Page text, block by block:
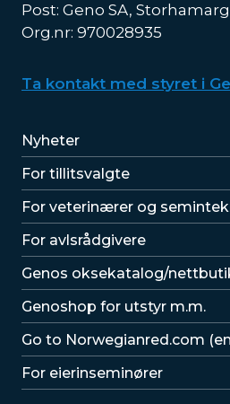
Post: Geno SA,
Org.nr: 970028935
Ta kontakt med styret i
Lenker
Nyheter
For tillitsvalgte
For veterinærer og
For avlsrådgivere
Lenker
Genos oksekatalog/
Genoshop for utstyr m.m.
Go to Norwegianred.com
For eierinseminører